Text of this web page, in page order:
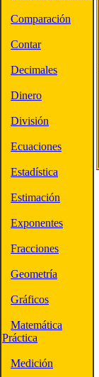
Comparación
Contar
Decimales
Dinero
División
Ecuaciones
Estadística
Estimación
Exponentes
Fracciones
Geometría
Gráficos
Matemática
Práctica
Medición